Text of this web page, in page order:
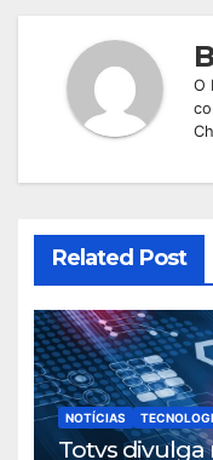
O
Related Post
NOTÍCIAS
Totvs divulga